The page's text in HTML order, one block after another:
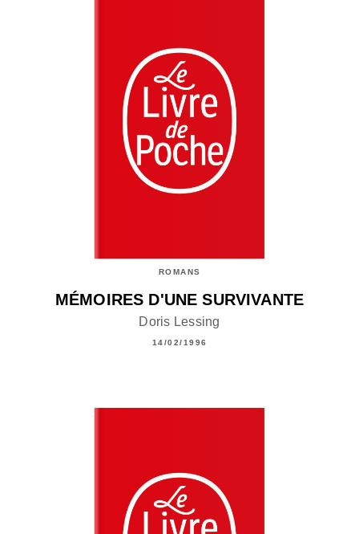
ROMANS
MÉMOIRES D'UNE SURVIVANTE
Doris Lessing
14/02/1996